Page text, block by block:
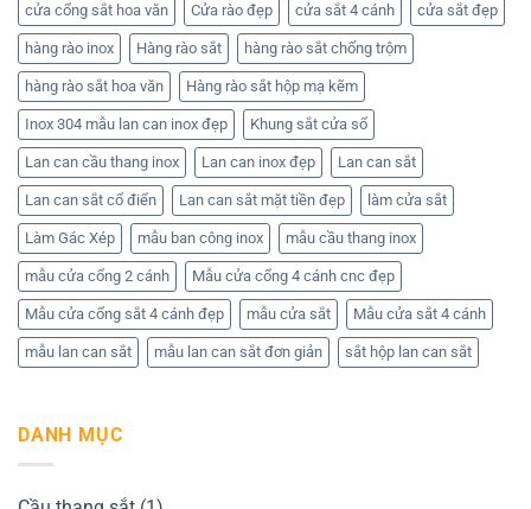
cửa cổng sắt hoa văn Cửa rào đẹp cửa sắt 4 cánh cửa sắt đẹp
hàng rào inox Hàng rào sắt hàng rào sắt chống trộm
hàng rào sắt hoa văn Hàng rào sắt hộp mạ kẽm
Inox 304 mẫu lan can inox đẹp Khung sắt cửa sổ
Lan can cầu thang inox Lan can inox đẹp Lan can sắt
Lan can sắt cổ điển Lan can sắt mặt tiền đẹp làm cửa sắt
Làm Gác Xép mẫu ban công inox mẫu cầu thang inox
mẫu cửa cổng 2 cánh Mẫu cửa cổng 4 cánh cnc đẹp
Mẫu cửa cổng sắt 4 cánh đẹp mẫu cửa sắt Mẫu cửa sắt 4 cánh
mẫu lan can sắt mẫu lan can sắt đơn giản sắt hộp lan can sắt
DANH MỤC